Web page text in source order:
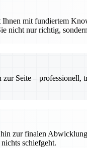
Ihnen mit fundiertem
nicht nur richtig,
Seite – professionell,
zur finalen
schiefgeht.